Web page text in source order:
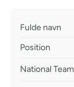
Fulde navn
Position
National Team